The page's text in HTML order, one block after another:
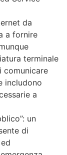
da
a fornire
terminale
comunicare
includono
a
un
di